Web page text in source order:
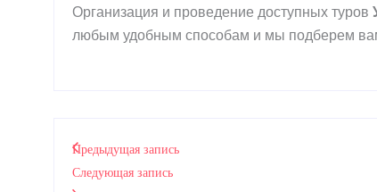
Организация и проведение доступных туров
любым удобным способам и мы подберем
Предыдущая запись
Следующая запись